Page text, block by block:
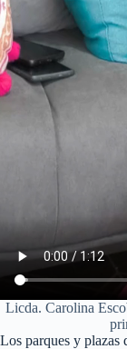
Licda. Carolina
Los parques y plazas